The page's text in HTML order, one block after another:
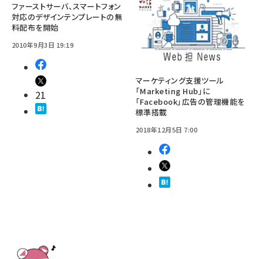
ファーストサーバ、スマートフォン
対応のデザインテンプレートの無
料配布を開始
2010年9月3日 19:19
21
マーケティング支援ツール
「Marketing Hub」に
「Facebook」広告の管理機能を
標準搭載
2018年12月5日 7:00